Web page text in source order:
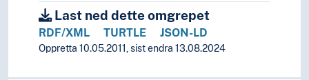
Last ned dette omgrepet
RDF/XML TURTLE JSON-LD
Oppretta 10.05.2011, sist endra 13.08.2024